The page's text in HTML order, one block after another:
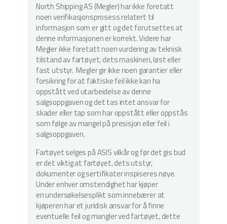
North Shipping AS (Megler) har ikke foretatt
noen verifikasjonsprosess relatert til
informasjon som er gitt og det forutsettes at
denne informasjonen er korrekt. Videre har
Megler ikke foretatt noen vurdering av teknisk
tilstand av fartøyet, dets maskineri, løst eller
fast utstyr. Megler gir ikke noen garantier eller
forsikring for at faktiske feil ikke kan ha
oppstått ved utarbeidelse av denne
salgsoppgaven og det tas intet ansvar for
skader eller tap som har oppstått eller oppstås
som følge av mangel på presisjon eller feil i
salgsoppgaven.
Fartøyet selges på ASIS vilkår og før det gis bud
er det viktig at fartøyet, dets utstyr,
dokumenter og sertifikater inspiseres nøye.
Under enhver omstendighet har kjøper
en undersøkelsesplikt som innebærer at
kjøperen har et juridisk ansvar for å finne
eventuelle feil og mangler ved fartøyet, dette